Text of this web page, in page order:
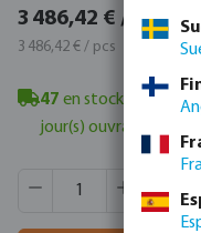
3 486,42 € / 1 pcs
3 486,42 € / pcs
47 en stock à Veghel,
jour(s) ouvrable(s)
Quantité de produit :